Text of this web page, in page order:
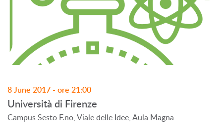
8 June 2017 - ore 21:00
Università di Firenze
Campus Sesto F.no, Viale delle Idee, Aula Magna